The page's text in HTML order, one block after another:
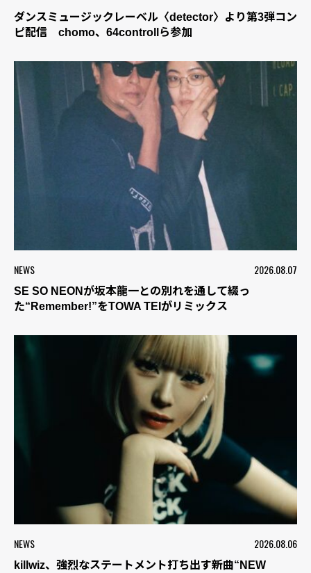
ダンスミュージックレーベル〈detector〉より第3弾コン
ピ配信 chomo、64controllら参加
NEWS 2026.08.07
SE SO NEONが坂本龍一との別れを通して綴っ
た“Remember!”をTOWA TEIがリミックス
NEWS 2026.08.06
killwiz、強烈なステートメント打ち出す新曲“NEW